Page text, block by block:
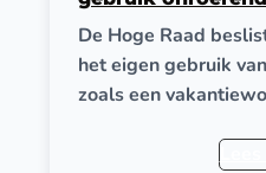
De Hoge Raad
het eigen gebruik
zoals een